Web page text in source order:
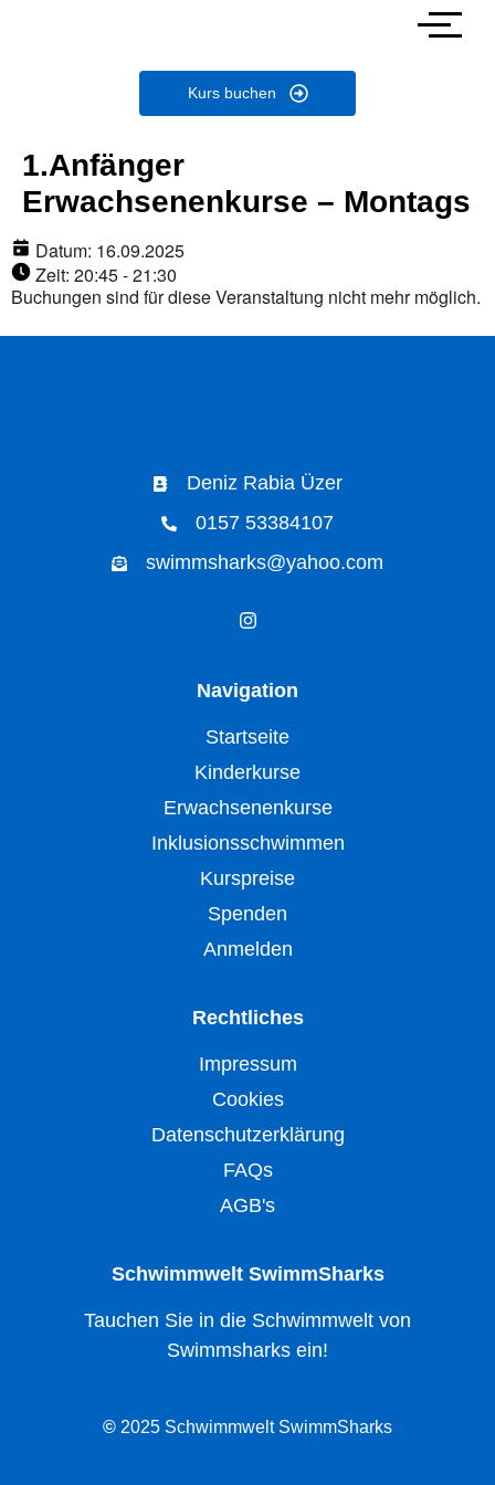
Kurs buchen
1.Anfänger
Erwachsenenkurse – Montags
Datum: 16.09.2025
Zeit: 20:45 - 21:30
Buchungen sind für diese Veranstaltung nicht mehr möglich.
Deniz Rabia Üzer
0157 53384107
swimmsharks@yahoo.com
Navigation
Startseite
Kinderkurse
Erwachsenenkurse
Inklusionsschwimmen
Kurspreise
Spenden
Anmelden
Rechtliches
Impressum
Cookies
Datenschutzerklärung
FAQs
AGB's
Schwimmwelt SwimmSharks
Tauchen Sie in die Schwimmwelt von
Swimmsharks ein!
© 2025 Schwimmwelt SwimmSharks